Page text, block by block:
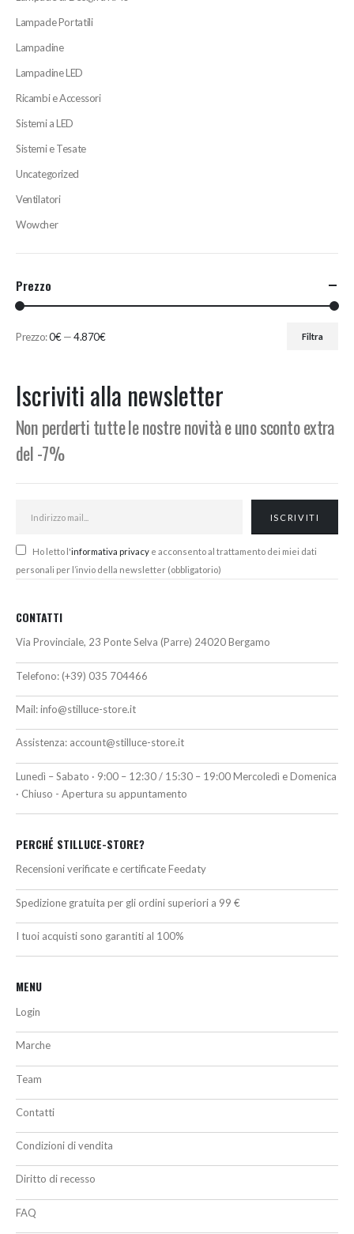
Lampade Portatili
Lampadine
Lampadine LED
Ricambi e Accessori
Sistemi a LED
Sistemi e Tesate
Uncategorized
Ventilatori
Wowcher
Prezzo
Filtra
Prezzo:0€—4.870€
Iscriviti alla newsletter
Non perderti tutte le nostre novità e uno sconto extra
del -7%
Ho letto l'informativa privacy e acconsento al trattamento dei miei dati
personali per l’invio della newsletter (obbligatorio)
CONTATTI
Via Provinciale, 23 Ponte Selva (Parre) 24020 Bergamo
Telefono: (+39) 035 704466
Mail:info@stilluce-store.it
Assistenza: account@stilluce-store.it
Lunedì – Sabato · 9:00 – 12:30 / 15:30 – 19:00 Mercoledì e Domenica
· Chiuso - Apertura su appuntamento
PERCHÉ STILLUCE-STORE?
Recensioni verificate e certificate Feedaty
Spedizione gratuita per gli ordini superiori a 99 €
I tuoi acquisti sono garantiti al 100%
MENU
Login
Marche
Team
Contatti
Condizioni di vendita
Diritto di recesso
FAQ